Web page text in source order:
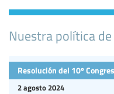
Nuestra política
2 agosto 2024
Resolución del 10º